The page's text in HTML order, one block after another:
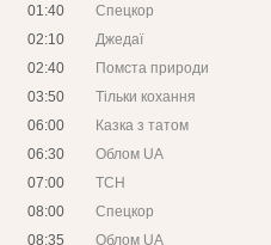
01:40
Спецкор
02:10
Джедаї
02:40
Помста природи
03:50
Тільки кохання
06:00
Казка з татом
06:30
Облом UA
07:00
ТСН
08:00
Спецкор
08:35
Облом UA